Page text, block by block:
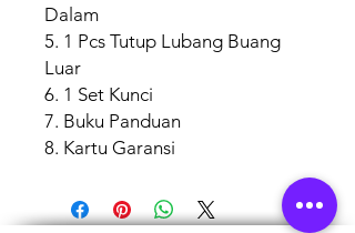
Dalam
5. 1 Pcs Tutup Lubang Buang
Luar
6. 1 Set Kunci
7. Buku Panduan
8. Kartu Garansi